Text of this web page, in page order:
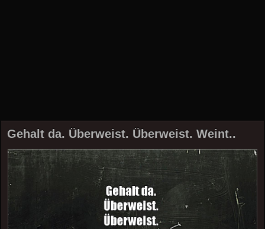
Gehalt da. Überweist. Überweist. Weint..